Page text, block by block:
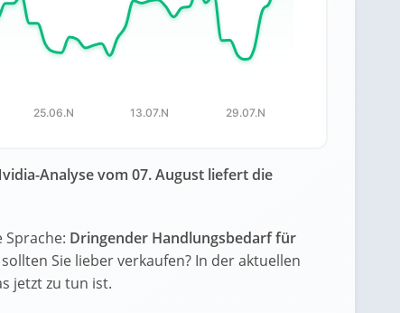
25.06.N 13.07.N 29.07.N
Analyse vom 07. August liefert die
Sprache: Dringender Handlungsbedarf für
Sie lieber verkaufen? In der aktuellen
jetzt zu tun ist.